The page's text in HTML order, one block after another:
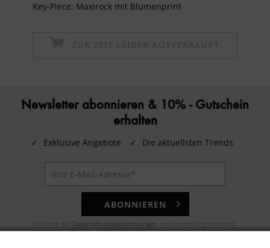
Key-Piece: Maxirock mit Blumenprint
Newsletter abonnieren & 10% - Gutschein
erhalten
✓ Exklusive Angebote ✓ Die aktuellsten Trends
ABONNIEREN
Ich habe die Datenschutzbestimmungen zur Kenntnis genommen.